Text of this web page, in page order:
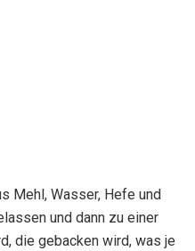
Mehl, Wasser, Hefe und
und dann zu einer
die gebacken wird, was je